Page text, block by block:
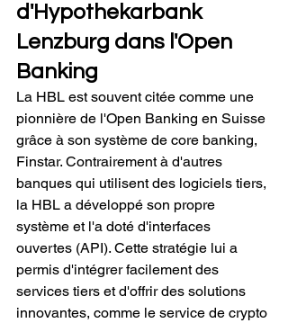
d'Hypothekarbank
Lenzburg dans l'Open
Banking
La HBL est souvent citée comme une
pionnière de l'Open Banking en Suisse
grâce à son système de core banking,
Finstar. Contrairement à d'autres
banques qui utilisent des logiciels tiers,
la HBL a développé son propre
système et l'a doté d'interfaces
ouvertes (API). Cette stratégie lui a
permis d'intégrer facilement des
services tiers et d'offrir des solutions
innovantes, comme le service de crypto